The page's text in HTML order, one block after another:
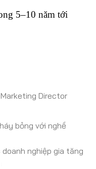
5–10 năm tới
Director
bỏng với nghề
nghiệp gia tăng